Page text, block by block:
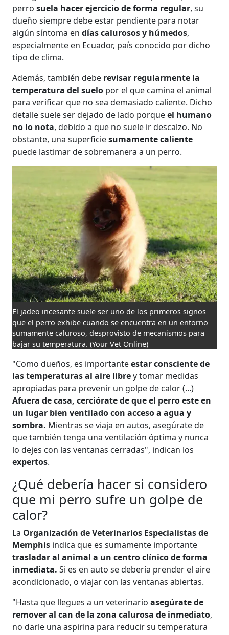
perrosuela hacer ejercicio de forma regular, su
dueño siempre debe estar pendiente para notar
algún síntoma en días calurosos y húmedos,
especialmente en Ecuador, país conocido por dicho
tipo de clima.
Además, también debe revisar regularmente la
temperatura del suelo por el que camina el animal
para verificar que no sea demasiado caliente. Dicho
detalle suele ser dejado de lado porqueel humano
no lo nota, debido a que no suele ir descalzo. No
obstante, una superficiesumamente caliente
puede lastimar de sobremanera a un perro.
El jadeo incesante suele ser uno de los primeros signos
que el perro exhibe cuando se encuentra en un entorno
sumamente caluroso, desprovisto de mecanismos para
bajar su temperatura. (Your Vet Online)
"Como dueños, es importanteestar consciente de
las temperaturas al aire librey tomar medidas
apropiadas para prevenir un golpe de calor (...)
Afuera de casa, cerciórate de que el perro este en
un lugar bien ventilado con acceso a agua y
sombra. Mientras se viaja en autos, asegúrate de
que también tenga una ventilación óptima y nunca
lo dejes con las ventanas cerradas", indican los
expertos.
¿Qué debería hacer si considero
que mi perro sufre un golpe de
calor?
La Organización de Veterinarios Especialistas de
Memphis indica que es sumamente importante
trasladar al animal a un centro clínico de forma
inmediata.Si es en auto se debería prender el aire
acondicionado, o viajar con las ventanas abiertas.
"Hasta que llegues a un veterinarioasegúrate de
remover al can de la zona calurosa de inmediato,
no darle una aspirina para reducir su temperatura